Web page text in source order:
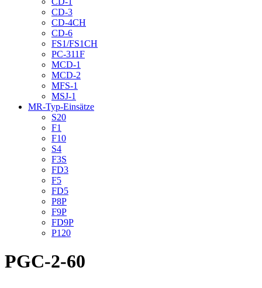
CD-3
CD-4CH
CD-6
FS1/FS1CH
PC-311F
MCD-1
MCD-2
MFS-1
MSJ-1
MR-Typ-Einsätze
S20
F1
F10
S4
F3S
FD3
F5
FD5
P8P
F9P
FD9P
P120
PGC-2-60